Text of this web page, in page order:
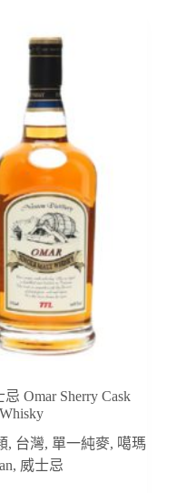
Omar Sherry Cask
, 台灣, 單一純麥, 噶瑪
, 威士忌